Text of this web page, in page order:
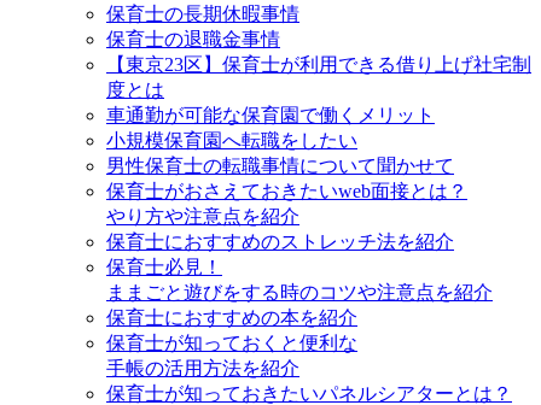
保育士の長期休暇事情
保育士の退職金事情
【東京23区】保育士が利用できる借り上げ社宅制
度とは
車通勤が可能な保育園で働くメリット
小規模保育園へ転職をしたい
男性保育士の転職事情について聞かせて
保育士がおさえておきたいweb面接とは？
やり方や注意点を紹介
保育士におすすめのストレッチ法を紹介
保育士必見！
ままごと遊びをする時のコツや注意点を紹介
保育士におすすめの本を紹介
保育士が知っておくと便利な
手帳の活用方法を紹介
保育士が知っておきたいパネルシアターとは？